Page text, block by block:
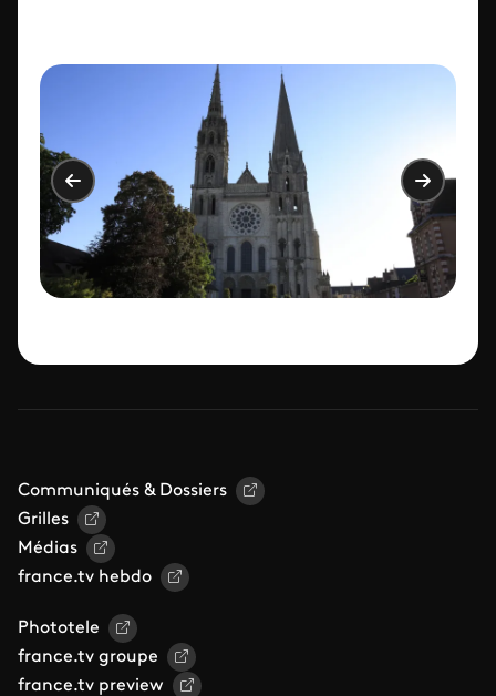
Communiqués & Dossiers
Grilles
Médias
france.tv hebdo
Phototele
france.tv groupe
france.tv preview